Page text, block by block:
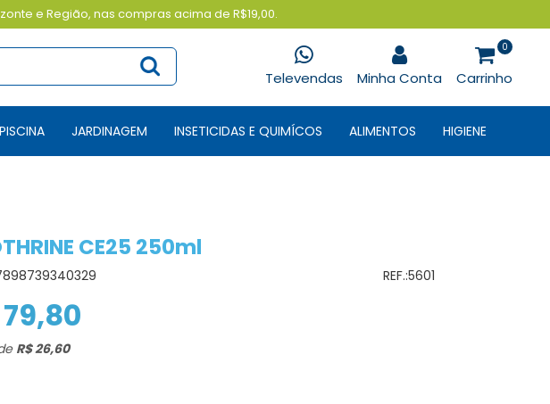
e Região, nas compras acima de R$19,00.
Televendas Minha Conta Carrinho
0
PISCINA JARDINAGEM INSETICIDAS E QUIMÍCOS ALIMENTOS HIGIENE
CE25 250ml
REF.:5601
R$ 26,60